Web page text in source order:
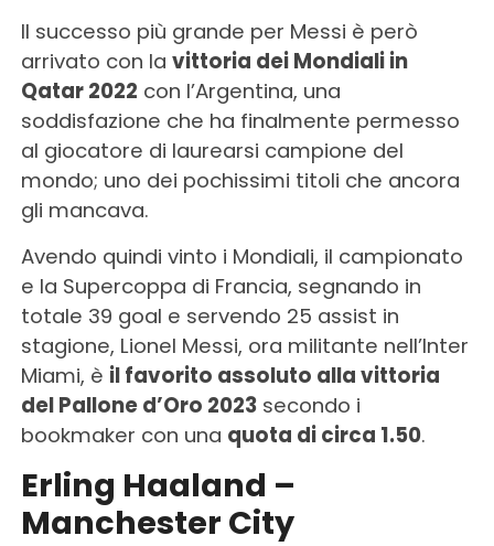
Il successo più grande per Messi è però
arrivato con la vittoria dei Mondiali in
Qatar 2022 con l’Argentina, una
soddisfazione che ha finalmente permesso
al giocatore di laurearsi campione del
mondo; uno dei pochissimi titoli che ancora
gli mancava.
Avendo quindi vinto i Mondiali, il campionato
e la Supercoppa di Francia, segnando in
totale 39 goal e servendo 25 assist in
stagione, Lionel Messi, ora militante nell’Inter
Miami, è il favorito assoluto alla vittoria
del Pallone d’Oro 2023secondo i
bookmaker con una quota di circa 1.50.
Erling Haaland –
Manchester City